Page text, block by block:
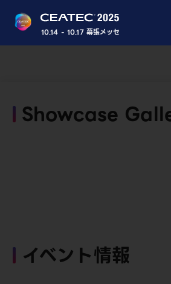
10.14 - 10.17 幕張メッセ
Showcase
イベント情報